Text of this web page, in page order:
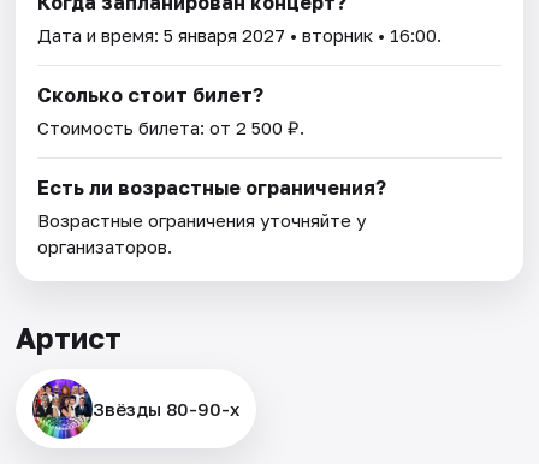
Дата и время:5 января 2027 • вторник • 16:00.
Сколько стоит билет?
Стоимость билета: от 2 500 ₽.
Есть ли возрастные ограничения?
Возрастные ограничения уточняйте у
организаторов.
Артист
Звёзды 80-90-х